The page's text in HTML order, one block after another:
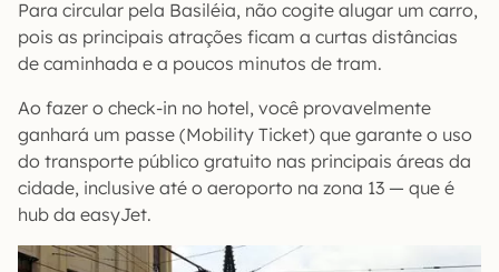
Para circular pela Basiléia, não cogite alugar um carro,
pois as principais atrações ficam a curtas distâncias
de caminhada e a poucos minutos de tram.
Ao fazer o check-in no hotel, você provavelmente
ganhará um passe (Mobility Ticket) que garante o uso
do transporte público gratuito nas principais áreas da
cidade, inclusive até o aeroporto na zona 13 — que é
hub da easyJet.